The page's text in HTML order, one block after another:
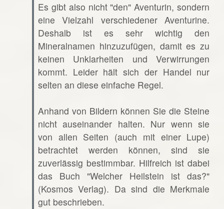
Es gibt also nicht "den" Aventurin, sondern
eine Vielzahl verschiedener Aventurine.
Deshalb ist es sehr wichtig den
Mineralnamen hinzuzufügen, damit es zu
keinen Unklarheiten und Verwirrungen
kommt. Leider hält sich der Handel nur
selten an diese einfache Regel.
Anhand von Bildern können Sie die Steine
nicht auseinander halten. Nur wenn sie
von allen Seiten (auch mit einer Lupe)
betrachtet werden können, sind sie
zuverlässig bestimmbar. Hilfreich ist dabei
das Buch "Welcher Heilstein ist das?"
(Kosmos Verlag). Da sind die Merkmale
gut beschrieben.